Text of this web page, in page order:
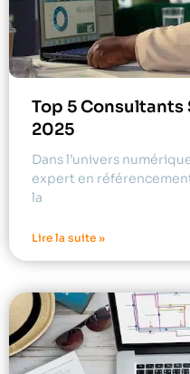
Top 5 Consultants
2025
Dans l’univers
expert en
la
Lire la suite »